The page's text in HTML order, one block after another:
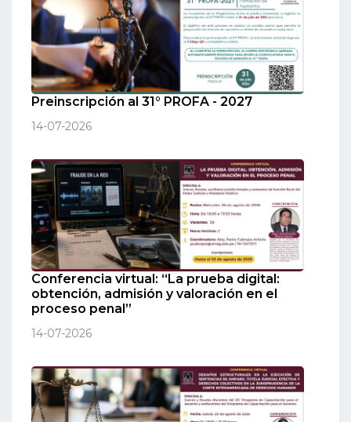
Preinscripción al 31° PROFA - 2027
14-07-2026
Conferencia virtual: “La prueba digital:
obtención, admisión y valoración en el
proceso penal”
14-07-2026